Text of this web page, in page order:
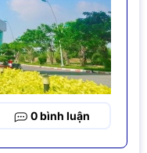
0